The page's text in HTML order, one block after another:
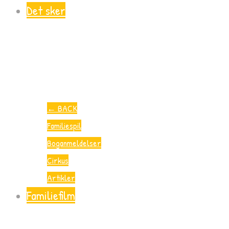
Det sker
← BACK
Familiespil
Boganmeldelser
Cirkus
Artikler
Familiefilm